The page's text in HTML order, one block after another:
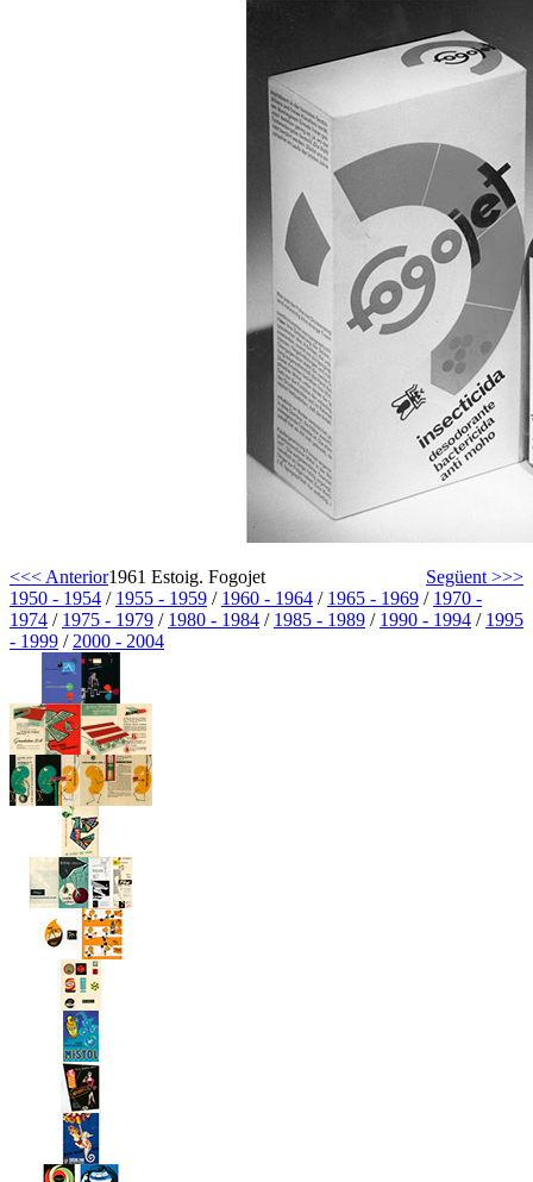
<<< Anterior
Següent >>>
1950 - 1954 / 1955 - 1959 / 1960 - 1964 / 1965 - 1969 / 1970 -
1974 / 1975 - 1979 / 1980 - 1984 / 1985 - 1989 / 1990 - 1994 / 1995
- 1999 / 2000 - 2004
1961 Estoig. Fogojet